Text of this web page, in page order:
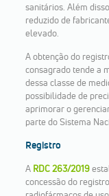
sanitários. Além
reduzido de
elevado.
A obtenção do
consagrado tende a
dessa classe de
possibilidade de
aprimorar o
parte do Sistema
Registro
A RDC 263/2019
concessão do